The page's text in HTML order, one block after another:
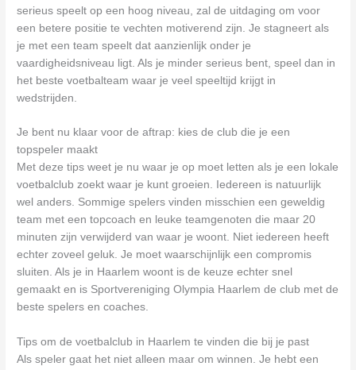
serieus speelt op een hoog niveau, zal de uitdaging om voor
een betere positie te vechten motiverend zijn. Je stagneert als
je met een team speelt dat aanzienlijk onder je
vaardigheidsniveau ligt. Als je minder serieus bent, speel dan in
het beste voetbalteam waar je veel speeltijd krijgt in
wedstrijden.
Je bent nu klaar voor de aftrap: kies de club die je een
topspeler maakt
Met deze tips weet je nu waar je op moet letten als je een lokale
voetbalclub zoekt waar je kunt groeien. Iedereen is natuurlijk
wel anders. Sommige spelers vinden misschien een geweldig
team met een topcoach en leuke teamgenoten die maar 20
minuten zijn verwijderd van waar je woont. Niet iedereen heeft
echter zoveel geluk. Je moet waarschijnlijk een compromis
sluiten. Als je in Haarlem woont is de keuze echter snel
gemaakt en is Sportvereniging Olympia Haarlem de club met de
beste spelers en coaches.
Tips om de voetbalclub in Haarlem te vinden die bij je past
Als speler gaat het niet alleen maar om winnen. Je hebt een